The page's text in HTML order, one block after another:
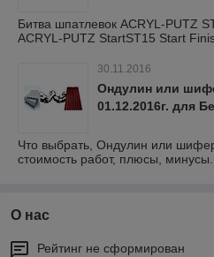
Битва шпатлевок ACRYL-PUTZ
ACRYL-PUTZ StartST15 Start
30.11.2016
Ондулин или
01.12.2016г. для
Что выбрать, Ондулин или
стоимость работ, плюсы, минусы.
О нас
Рейтинг не сформирован